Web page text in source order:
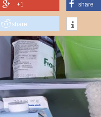
+1 share
share